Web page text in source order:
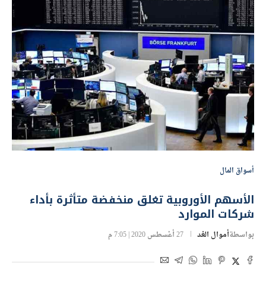
أسواق المال
الأسهم الأوروبية تغلق منخفضة متأثرة بأداء
شركات الموارد
بواسطةأموال الغد 27 أغسطس 2020 | 7:05 م